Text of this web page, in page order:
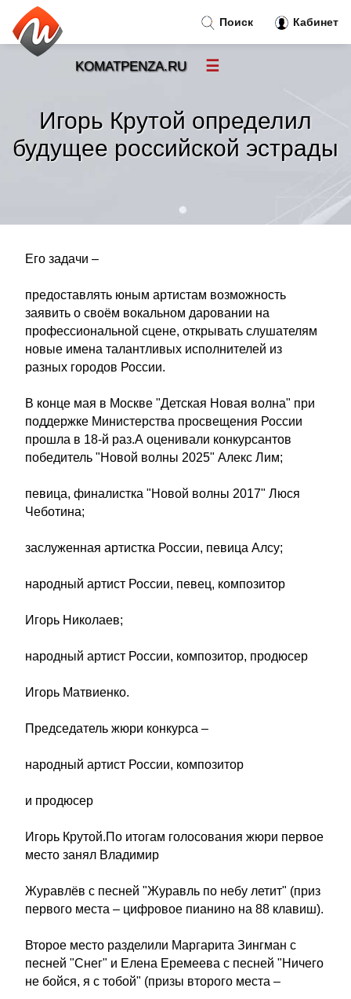
Игорь Крутой определил
будущее российской эстрады
Его задачи –
предоставлять юным артистам возможность
заявить о своём вокальном даровании на
профессиональной сцене, открывать слушателям
новые имена талантливых исполнителей из
разных городов России.
В конце мая в Москве "Детская Новая волна" при
поддержке Министерства просвещения России
прошла в 18-й раз.А оценивали конкурсантов
победитель "Новой волны 2025" Алекс Лим;
певица, финалистка "Новой волны 2017" Люся
Чеботина;
заслуженная артистка России, певица Алсу;
народный артист России, певец, композитор
Игорь Николаев;
народный артист России, композитор, продюсер
Игорь Матвиенко.
Председатель жюри конкурса –
народный артист России, композитор
и продюсер
Игорь Крутой.По итогам голосования жюри первое
место занял Владимир
Журавлёв с песней "Журавль по небу летит" (приз
первого места – цифровое пианино на 88 клавиш).
Второе место разделили Маргарита Зингман с
песней "Снег" и Елена Еремеева с песней "Ничего
не бойся, я с тобой" (призы второго места –
Поиск Кабинет
KOMATPENZA.RU ☰
Новости»
Тренды новостей»
Правила»